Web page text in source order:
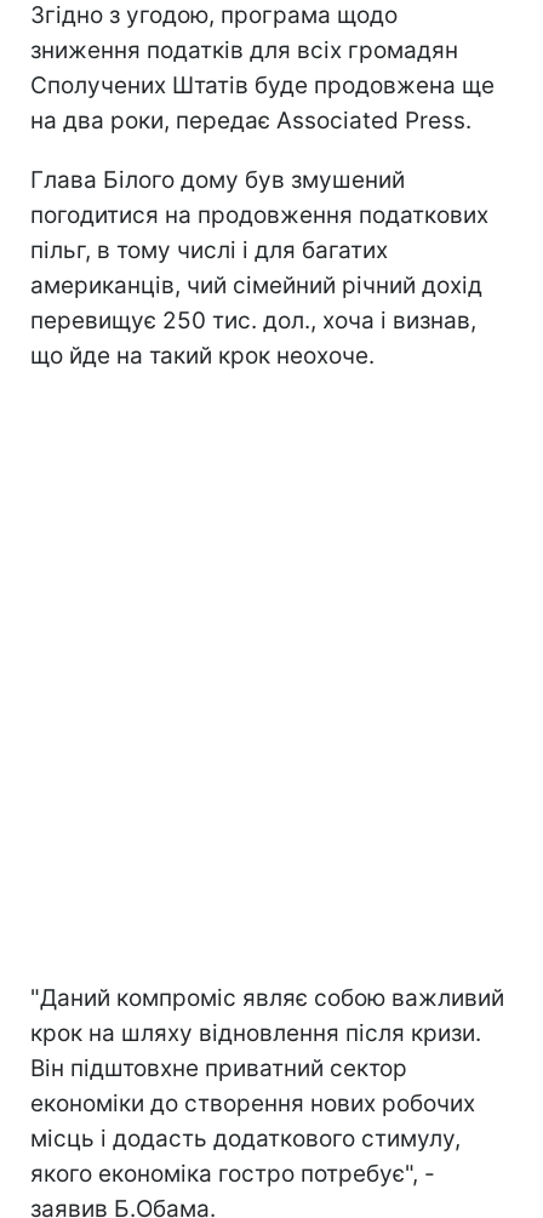
Згідно з угодою, програма щодо
зниження податків для всіх громадян
Сполучених Штатів буде продовжена ще
на два роки, передає Associated Press.
Глава Білого дому був змушений
погодитися на продовження податкових
пільг, в тому числі і для багатих
американців, чий сімейний річний дохід
перевищує 250 тис. дол., хоча і визнав,
що йде на такий крок неохоче.
"Даний компроміс являє собою важливий
крок на шляху відновлення після кризи.
Він підштовхне приватний сектор
економіки до створення нових робочих
місць і додасть додаткового стимулу,
якого економіка гостро потребує", -
заявив Б.Обама.